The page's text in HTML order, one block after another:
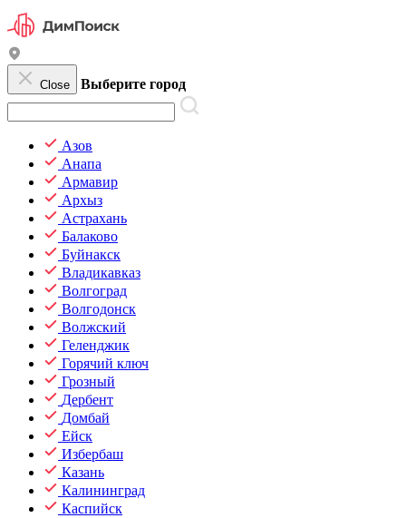
Close Выберите город
Азов
Анапа
Армавир
Архыз
Астрахань
Балаково
Буйнакск
Владикавказ
Волгоград
Волгодонск
Волжский
Геленджик
Горячий ключ
Грозный
Дербент
Домбай
Ейск
Избербаш
Казань
Калининград
Каспийск